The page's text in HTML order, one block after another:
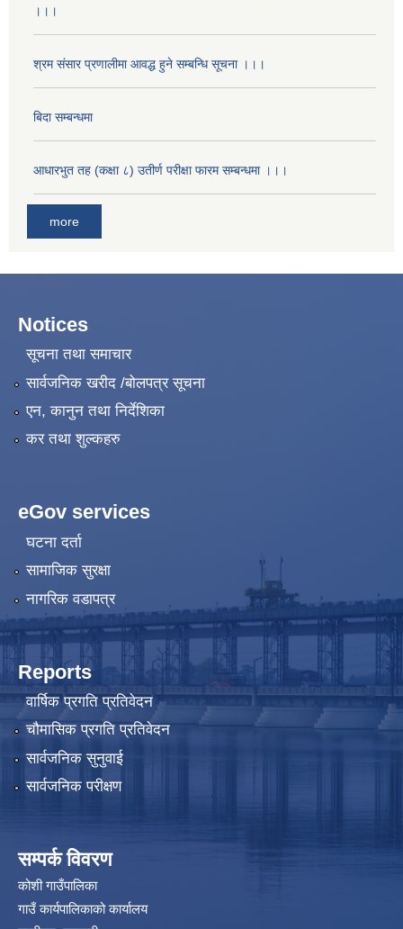
।।।
श्रम संसार प्रणालीमा आवद्ध हुने सम्बन्धि सूचना ।।।
बिदा सम्बन्धमा
आधारभुत तह (कक्षा ८) उतीर्ण परीक्षा फारम सम्बन्धमा ।।।
more
Notices
सूचना तथा समाचार
सार्वजनिक खरीद /बोलपत्र सूचना
एन, कानुन तथा निर्देशिका
कर तथा शुल्कहरु
eGov services
घटना दर्ता
सामाजिक सुरक्षा
नागरिक वडापत्र
Reports
वार्षिक प्रगति प्रतिवेदन
चौमासिक प्रगति प्रतिवेदन
सार्वजनिक सुनुवाई
सार्वजनिक परीक्षण
सम्पर्क विवरण
कोशी गाउँपालिका
गाउँ कार्यपालिकाको कार्यालय